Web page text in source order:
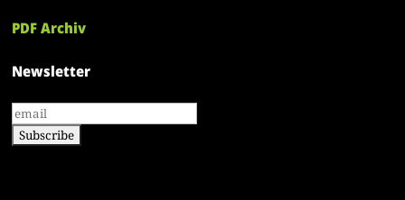
PDF Archiv
Newsletter